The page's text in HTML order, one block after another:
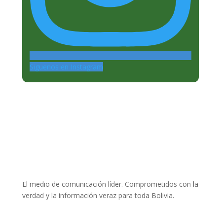
Siguenos en Instagram
El medio de comunicación líder. Comprometidos con la
verdad y la información veraz para toda Bolivia.